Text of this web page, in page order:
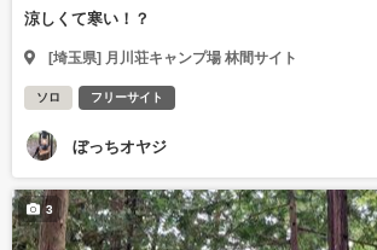
涼しくて寒い！？
[埼玉県] 月川荘キャンプ場 林間サイト
ソロ フリーサイト
ぼっちオヤジ
3